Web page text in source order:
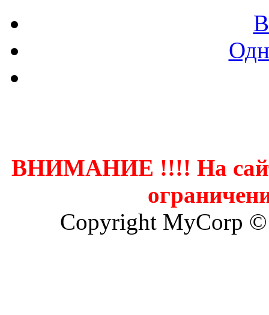
ВНИМАНИЕ !!!! На
Copyright MyCorp